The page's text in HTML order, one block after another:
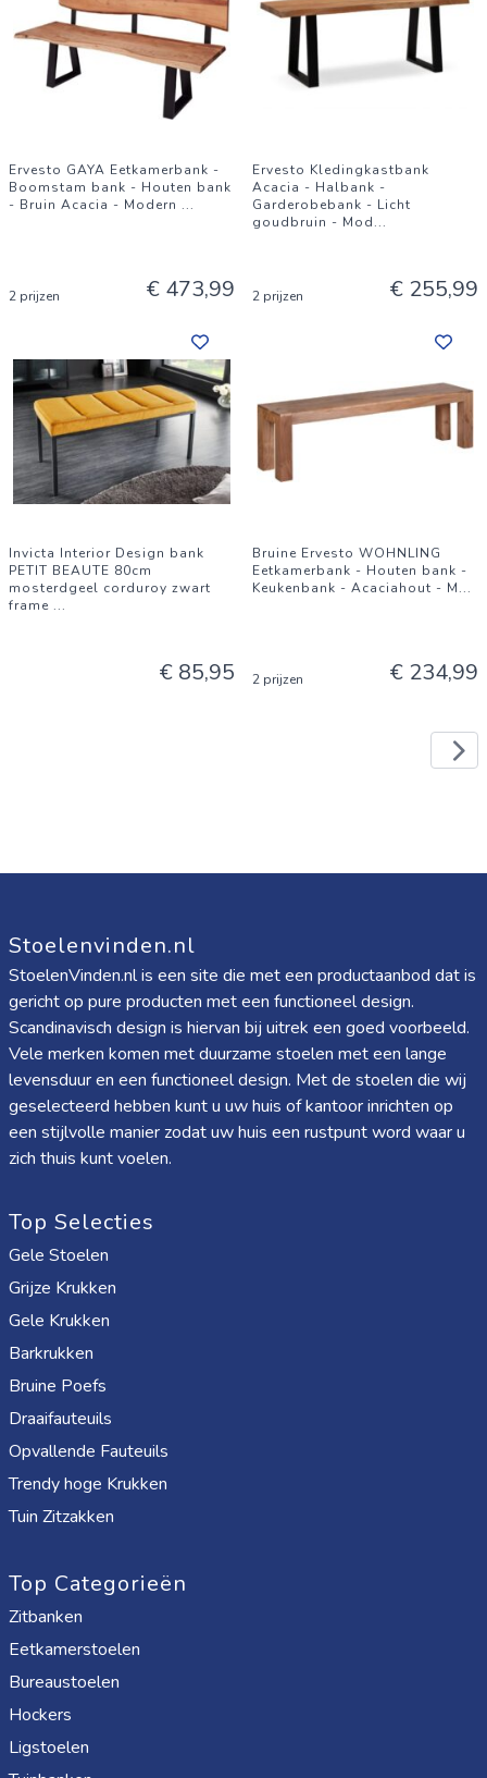
Ervesto GAYA Eetkamerbank -
Boomstam bank - Houten bank
- Bruin Acacia - Modern ...
2 prijzen € 473,99
Ervesto Kledingkastbank
Acacia - Halbank -
Garderobebank - Licht
goudbruin - Mod...
2 prijzen € 255,99
Invicta Interior Design bank
PETIT BEAUTE 80cm
mosterdgeel corduroy zwart
frame ...
€ 85,95
Bruine Ervesto WOHNLING
Eetkamerbank - Houten bank -
Keukenbank - Acaciahout - M...
2 prijzen € 234,99
Stoelenvinden.nl
StoelenVinden.nl is een site die met een productaanbod dat is
gericht op pure producten met een functioneel design.
Scandinavisch design is hiervan bij uitrek een goed voorbeeld.
Vele merken komen met duurzame stoelen met een lange
levensduur en een functioneel design. Met de stoelen die wij
geselecteerd hebben kunt u uw huis of kantoor inrichten op
een stijlvolle manier zodat uw huis een rustpunt word waar u
zich thuis kunt voelen.
Top Selecties
Gele Stoelen
Grijze Krukken
Gele Krukken
Barkrukken
Bruine Poefs
Draaifauteuils
Opvallende Fauteuils
Trendy hoge Krukken
Tuin Zitzakken
Top Categorieën
Zitbanken
Eetkamerstoelen
Bureaustoelen
Hockers
Ligstoelen